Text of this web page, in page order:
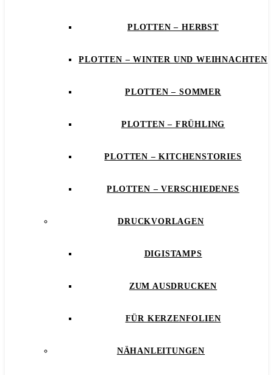
PLOTTEN – HERBST
PLOTTEN – WINTER UND WEIHNACHTEN
PLOTTEN – SOMMER
PLOTTEN – FRÜHLING
PLOTTEN – KITCHENSTORIES
PLOTTEN – VERSCHIEDENES
DRUCKVORLAGEN
DIGISTAMPS
ZUM AUSDRUCKEN
FÜR KERZENFOLIEN
NÄHANLEITUNGEN